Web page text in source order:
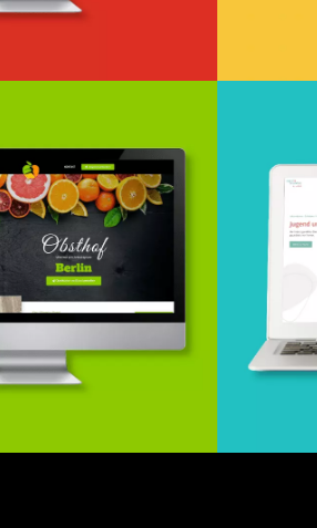
& -entwicklung